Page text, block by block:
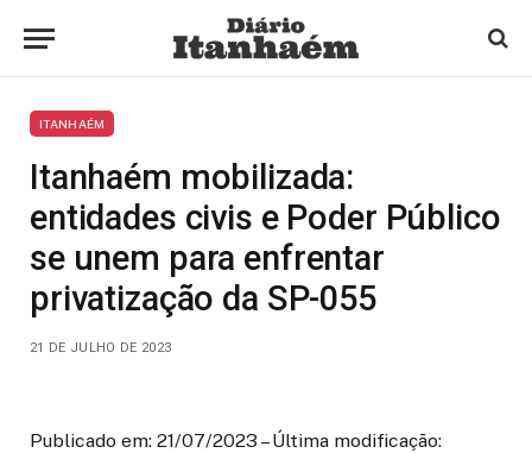
ITANHAÉM
Itanhaém mobilizada:
entidades civis e Poder Público
se unem para enfrentar
privatização da SP-055
21 DE JULHO DE 2023
Publicado em: 21/07/2023 – Última modificação: